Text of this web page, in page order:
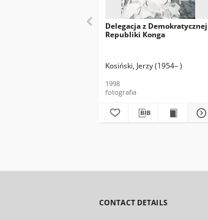
Delegacja z Demokratycznej
Republiki Konga
Kosiński, Jerzy (1954– )
1998
fotografia
CONTACT DETAILS